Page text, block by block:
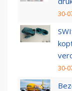
30-
30-